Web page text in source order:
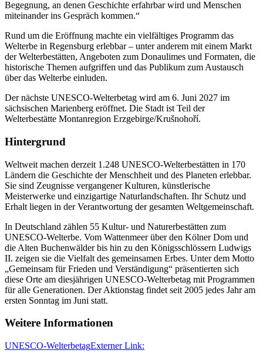
Begegnung, an denen Geschichte erfahrbar wird und Menschen
miteinander ins Gespräch kommen.“
Rund um die Eröffnung machte ein vielfältiges Programm das
Welterbe in Regensburg erlebbar – unter anderem mit einem Markt
der Welterbestätten, Angeboten zum Donaulimes und Formaten, die
historische Themen aufgriffen und das Publikum zum Austausch
über das Welterbe einluden.
Der nächste UNESCO-Welterbetag wird am 6. Juni 2027 im
sächsischen Marienberg eröffnet. Die Stadt ist Teil der
Welterbestätte Montanregion Erzgebirge/Krušnohoří.
Hintergrund
Weltweit machen derzeit 1.248 UNESCO-Welterbestätten in 170
Ländern die Geschichte der Menschheit und des Planeten erlebbar.
Sie sind Zeugnisse vergangener Kulturen, künstlerische
Meisterwerke und einzigartige Naturlandschaften. Ihr Schutz und
Erhalt liegen in der Verantwortung der gesamten Weltgemeinschaft.
In Deutschland zählen 55 Kultur- und Naturerbestätten zum
UNESCO-Welterbe. Vom Wattenmeer über den Kölner Dom und
die Alten Buchenwälder bis hin zu den Königsschlössern Ludwigs
II. zeigen sie die Vielfalt des gemeinsamen Erbes. Unter dem Motto
„Gemeinsam für Frieden und Verständigung“ präsentierten sich
diese Orte am diesjährigen UNESCO-Welterbetag mit Programmen
für alle Generationen. Der Aktionstag findet seit 2005 jedes Jahr am
ersten Sonntag im Juni statt.
Weitere Informationen
UNESCO-WelterbetagExterner Link: